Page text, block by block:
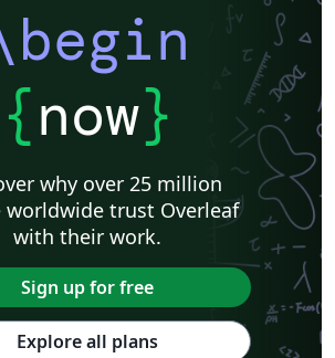
{now}
why over 25 million
worldwide trust Overleaf
with their work.
Sign up for free
Explore all plans